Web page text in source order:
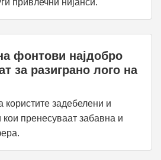
привлечни нијанси.
фонтови најдобро
за разиграно лого на
задебелени и
пренесуваат забавна и